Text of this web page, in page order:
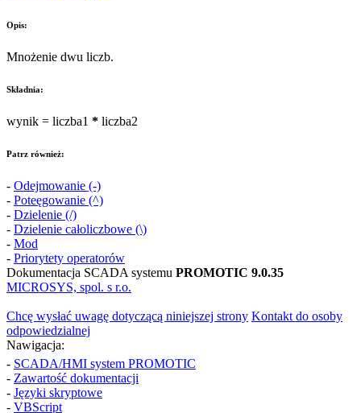
Opis:
Mnożenie dwu liczb.
Składnia:
wynik = liczba1 * liczba2
Patrz również:
- Odejmowanie (-)
- Poteęgowanie (^)
- Dzielenie (/)
- Dzielenie całoliczbowe (\)
- Mod
- Priorytety operatorów
Dokumentacja SCADA systemu PROMOTIC 9.0.35
MICROSYS, spol. s r.o.
Chcę wysłać uwagę dotyczącą niniejszej strony Kontakt do osoby
odpowiedzialnej
Nawigacja:
- SCADA/HMI system PROMOTIC
- Zawartość dokumentacji
- Języki skryptowe
- VBScript